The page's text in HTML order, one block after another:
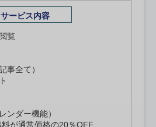
サービス内容
覧
事全て）
ンダー機能）
が通常価格の20％OFF